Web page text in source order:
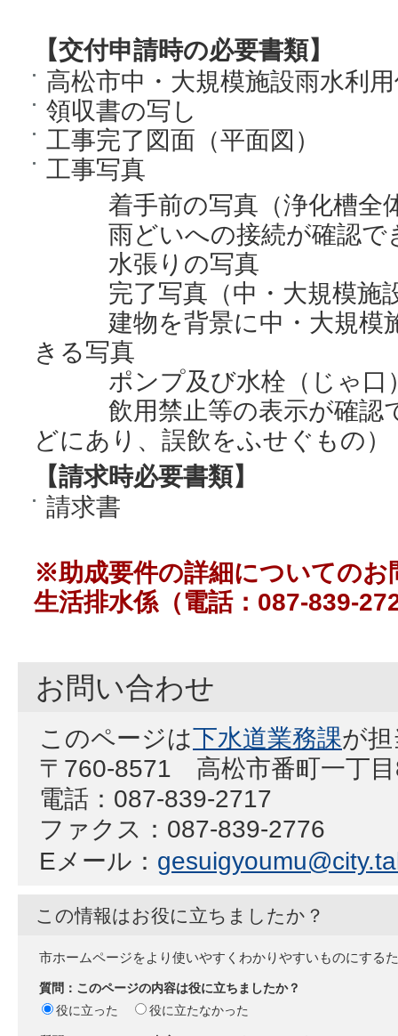
【交付申請時の必要書類】
高松市中・大規模施設雨水利
領収書の写し
工事完了図面（平面図）
工事写真
着手前の写真（浄化槽全
雨どいへの接続が確認で
水張りの写真
完了写真（中・大規模
建物を背景に中・大規模施
きる写真
ポンプ及び水栓（じゃ口
飲用禁止等の表示が確認で
どにあり、誤飲をふせぐもの）
【請求時必要書類】
請求書
※助成要件の詳細についてのお
生活排水係（電話：087-839-
お問い合わせ
このページは下水道業務課が
〒760-8571 高松市番町一丁
電話：087-839-2717
ファクス：087-839-2776
Eメール：
この情報はお役に立ちましたか？
市ホームページをより使いやすくわかりやすいものにする
質問：このページの内容は役に立ちましたか？
役に立った
役に立たなかった